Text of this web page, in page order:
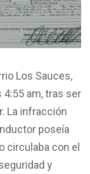
Los Sauces,
am, tras ser
La infracción
poseía
circulaba con el
y